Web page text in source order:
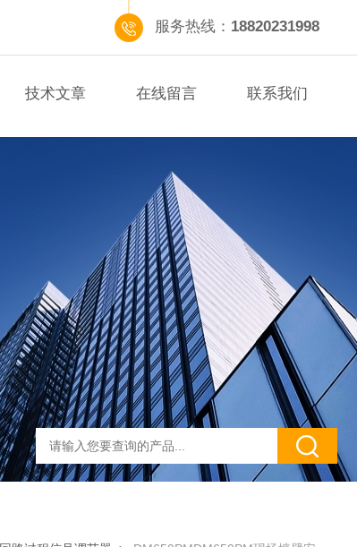
服务热线： 18820231998
技术文章 在线留言 联系我们